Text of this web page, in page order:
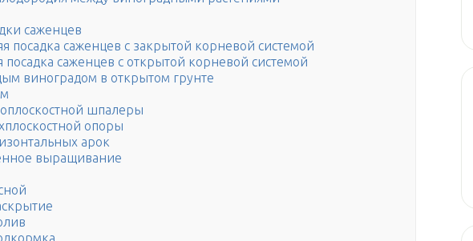
саженцев
посадка саженцев с закрытой корневой системой
посадка саженцев с открытой корневой системой
виноградом в открытом грунте
шпалеры
опоры
арок
выращивание
весной